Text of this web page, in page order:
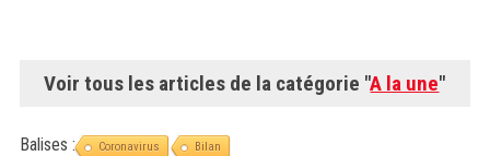
Voir tous les articles de la catégorie "A la une"
Balises : Coronavirus Bilan